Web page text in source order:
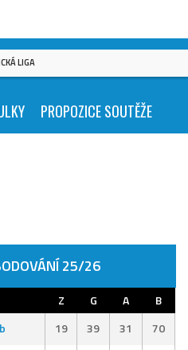
LIGA
PROPOZICE SOUTĚŽE
25/26
Z G A
B
19 39 31
70